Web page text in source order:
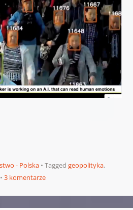
- Polska Tagged geopolityka,
3 komentarze